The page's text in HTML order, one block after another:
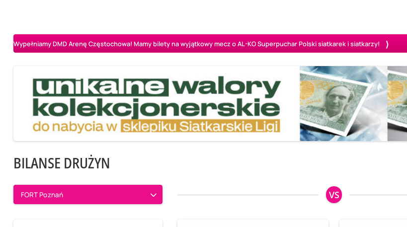
Wypełniamy DMD Arenę Częstochowa! Mamy bilety na wyjątkowy mecz o AL-KO Superpuchar Polski siatkarek i siatkarzy!
BILANSE DRUŻYN
FORT Poznań VS